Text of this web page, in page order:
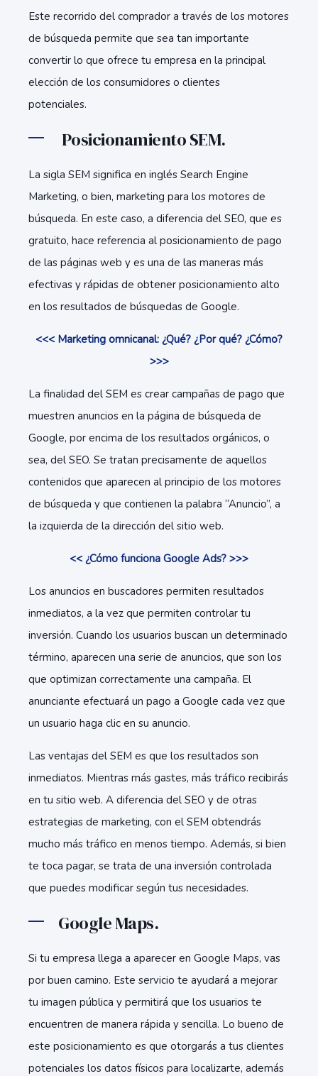
Este recorrido del comprador a través de los motores
de búsqueda permite que sea tan importante
convertir lo que ofrece tu empresa en la principal
elección de los consumidores o clientes
potenciales.
Posicionamiento SEM.
La sigla SEM significa en inglés Search Engine
Marketing, o bien, marketing para los motores de
búsqueda. En este caso, a diferencia del SEO, que es
gratuito, hace referencia al posicionamiento de pago
de las páginas web y es una de las maneras más
efectivas y rápidas de obtener posicionamiento alto
en los resultados de búsquedas de Google.
<<< Marketing omnicanal: ¿Qué? ¿Por qué? ¿Cómo?
>>>
La finalidad del SEM es crear campañas de pago que
muestren anuncios en la página de búsqueda de
Google, por encima de los resultados orgánicos, o
sea, del SEO. Se tratan precisamente de aquellos
contenidos que aparecen al principio de los motores
de búsqueda y que contienen la palabra “Anuncio”, a
la izquierda de la dirección del sitio web.
<< ¿Cómo funciona Google Ads? >>>
Los anuncios en buscadores permiten resultados
inmediatos, a la vez que permiten controlar tu
inversión. Cuando los usuarios buscan un determinado
término, aparecen una serie de anuncios, que son los
que optimizan correctamente una campaña. El
anunciante efectuará un pago a Google cada vez que
un usuario haga clic en su anuncio.
Las ventajas del SEM es que los resultados son
inmediatos. Mientras más gastes, más tráfico recibirás
en tu sitio web. A diferencia del SEO y de otras
estrategias de marketing, con el SEM obtendrás
mucho más tráfico en menos tiempo. Además, si bien
te toca pagar, se trata de una inversión controlada
que puedes modificar según tus necesidades.
Google Maps.
Si tu empresa llega a aparecer en Google Maps, vas
por buen camino. Este servicio te ayudará a mejorar
tu imagen pública y permitirá que los usuarios te
encuentren de manera rápida y sencilla. Lo bueno de
este posicionamiento es que otorgarás a tus clientes
potenciales los datos físicos para localizarte, además